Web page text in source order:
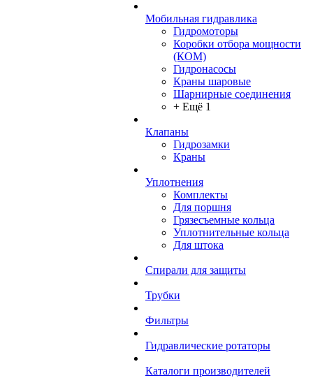
Мобильная гидравлика
Гидромоторы
Коробки отбора мощности
(КОМ)
Гидронасосы
Краны шаровые
Шарнирные соединения
+ Ещё 1
Клапаны
Гидрозамки
Краны
Уплотнения
Комплекты
Для поршня
Грязесъемные кольца
Уплотнительные кольца
Для штока
Спирали для защиты
Трубки
Фильтры
Гидравлические ротаторы
Каталоги производителей